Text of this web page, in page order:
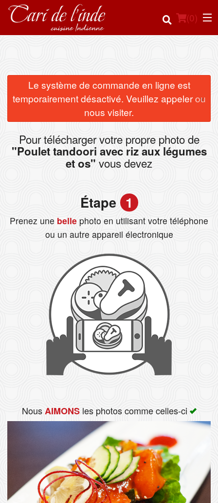
(0)
Commander en ligne
Emplacement
Connection
Rechercher
Le système de commande en ligne est
temporairement désactivé. Veuillez appeler ou
nous visiter.
×
Pour télécharger votre propre photo de
"Poulet tandoori avec riz aux légumes
et os" vous devez
Étape 1
Prenez une belle photo en utilisant votre téléphone
ou un autre appareil électronique
NousAIMONSles photos comme celles-ci